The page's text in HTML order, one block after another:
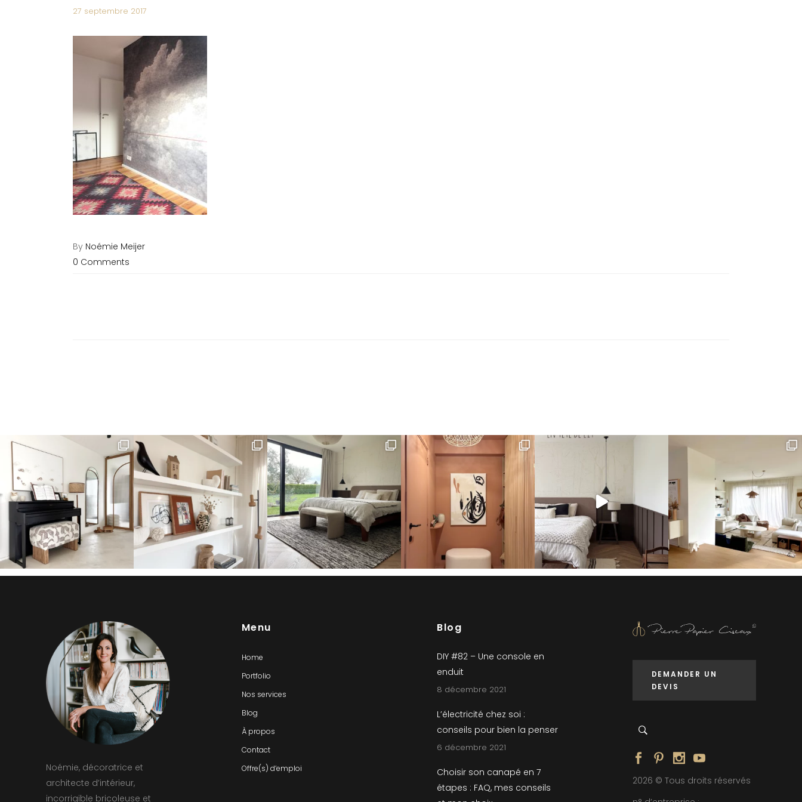
27 septembre 2017
By Noémie Meijer
0 Comments
Noémie, décoratrice et
architecte d’intérieur,
incorrigible bricoleuse et
Menu
Home
Portfolio
Nos services
Blog
À propos
Contact
Offre(s) d’emploi
Blog
DIY #82 – Une console en
enduit
8 décembre 2021
L’électricité chez soi :
conseils pour bien la penser
6 décembre 2021
Choisir son canapé en 7
étapes : FAQ, mes conseils
DEMANDER UN
DEVIS
2026 © Tous droits réservés